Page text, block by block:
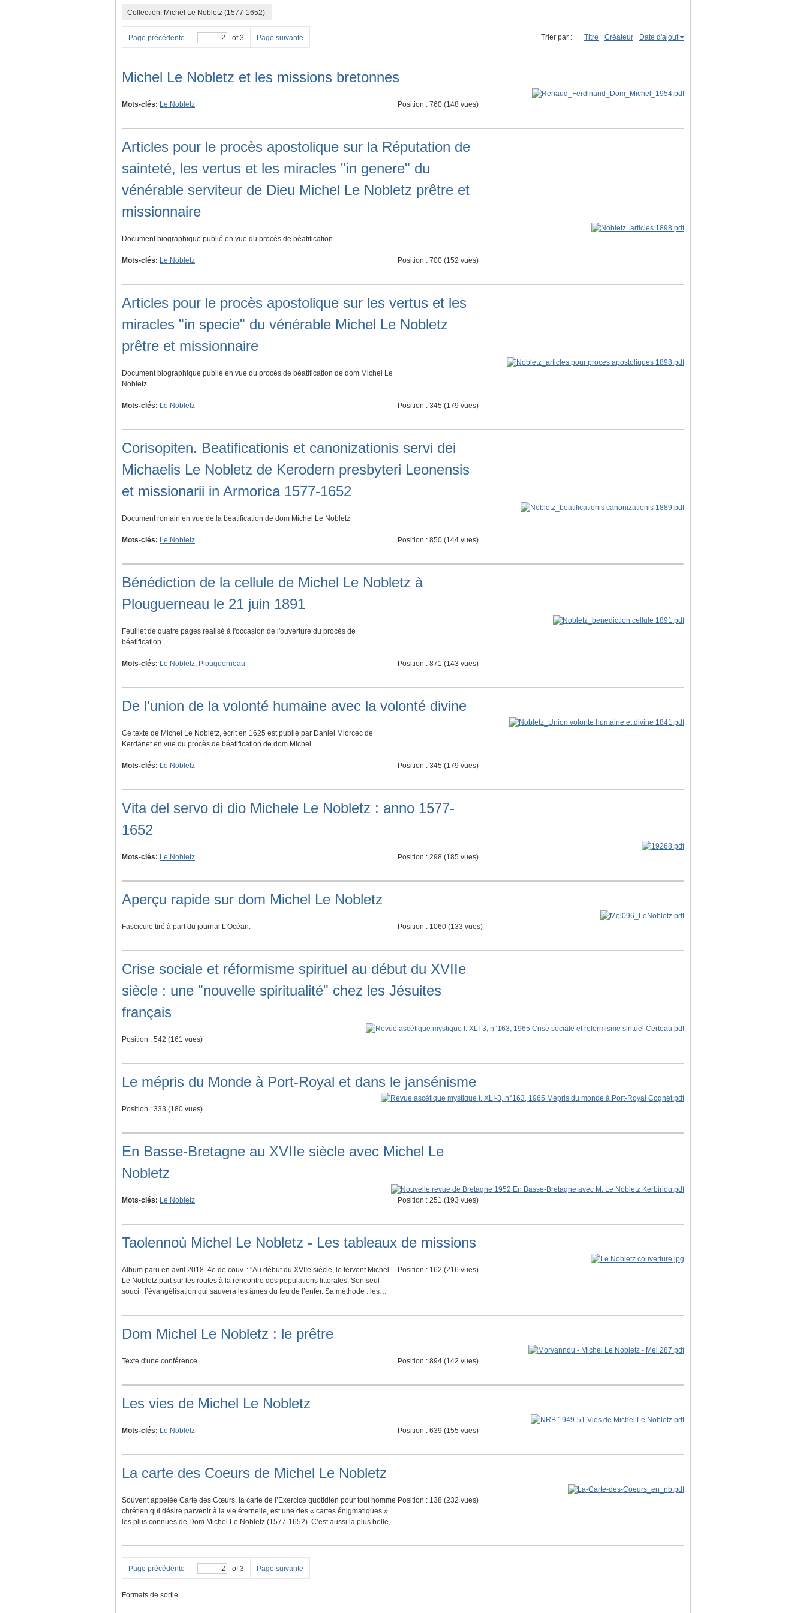
Collection: Michel Le Nobletz (1577-1652)
Page précédente of 3 Page suivante Trier par : Titre Créateur Date d'ajout
Michel Le Nobletz et les missions bretonnes
Mots-clés: Le Nobletz Position : 760 (148 vues)
Articles pour le procès apostolique sur la Réputation de
sainteté, les vertus et les miracles "in genere" du
vénérable serviteur de Dieu Michel Le Nobletz prêtre et
missionnaire
Document biographique publié en vue du procès de béatification.
Mots-clés: Le Nobletz Position : 700 (152 vues)
Articles pour le procès apostolique sur les vertus et les
miracles "in specie" du vénérable Michel Le Nobletz
prêtre et missionnaire
Document biographique publié en vue du procès de béatification de dom Michel Le
Nobletz.
Mots-clés: Le Nobletz Position : 345 (179 vues)
Corisopiten. Beatificationis et canonizationis servi dei
Michaelis Le Nobletz de Kerodern presbyteri Leonensis
et missionarii in Armorica 1577-1652
Document romain en vue de la béatification de dom Michel Le Nobletz
Mots-clés: Le Nobletz Position : 850 (144 vues)
Bénédiction de la cellule de Michel Le Nobletz à
Plouguerneau le 21 juin 1891
Feuillet de quatre pages réalisé à l'occasion de l'ouverture du procès de
béatification.
Mots-clés: Le Nobletz, Plouguerneau Position : 871 (143 vues)
De l'union de la volonté humaine avec la volonté divine
Ce texte de Michel Le Nobletz, écrit en 1625 est publié par Daniel Miorcec de
Kerdanet en vue du procès de béatification de dom Michel.
Mots-clés: Le Nobletz Position : 345 (179 vues)
Vita del servo di dio Michele Le Nobletz : anno 1577-
1652
Mots-clés: Le Nobletz Position : 298 (185 vues)
Aperçu rapide sur dom Michel Le Nobletz
Fascicule tiré à part du journal L'Océan. Position : 1060 (133 vues)
Crise sociale et réformisme spirituel au début du XVIIe
siècle : une "nouvelle spiritualité" chez les Jésuites
français
Position : 542 (161 vues)
Le mépris du Monde à Port-Royal et dans le jansénisme
Position : 333 (180 vues)
En Basse-Bretagne au XVIIe siècle avec Michel Le
Nobletz
Mots-clés: Le Nobletz Position : 251 (193 vues)
Taolennoù Michel Le Nobletz - Les tableaux de missions
Album paru en avril 2018. 4e de couv. : "Au début du XVIIe siècle, le fervent Michel
Le Nobletz part sur les routes à la rencontre des populations littorales. Son seul
souci : l’évangélisation qui sauvera les âmes du feu de l’enfer. Sa méthode : les…
Position : 162 (216 vues)
Dom Michel Le Nobletz : le prêtre
Texte d'une conférence Position : 894 (142 vues)
Les vies de Michel Le Nobletz
Mots-clés: Le Nobletz Position : 639 (155 vues)
La carte des Coeurs de Michel Le Nobletz
Souvent appelée Carte des Cœurs, la carte de l’Exercice quotidien pour tout homme
chrétien qui désire parvenir à la vie éternelle, est une des « cartes énigmatiques »
les plus connues de Dom Michel Le Nobletz (1577-1652). C’est aussi la plus belle,…
Position : 138 (232 vues)
Page précédente of 3 Page suivante
Formats de sortie